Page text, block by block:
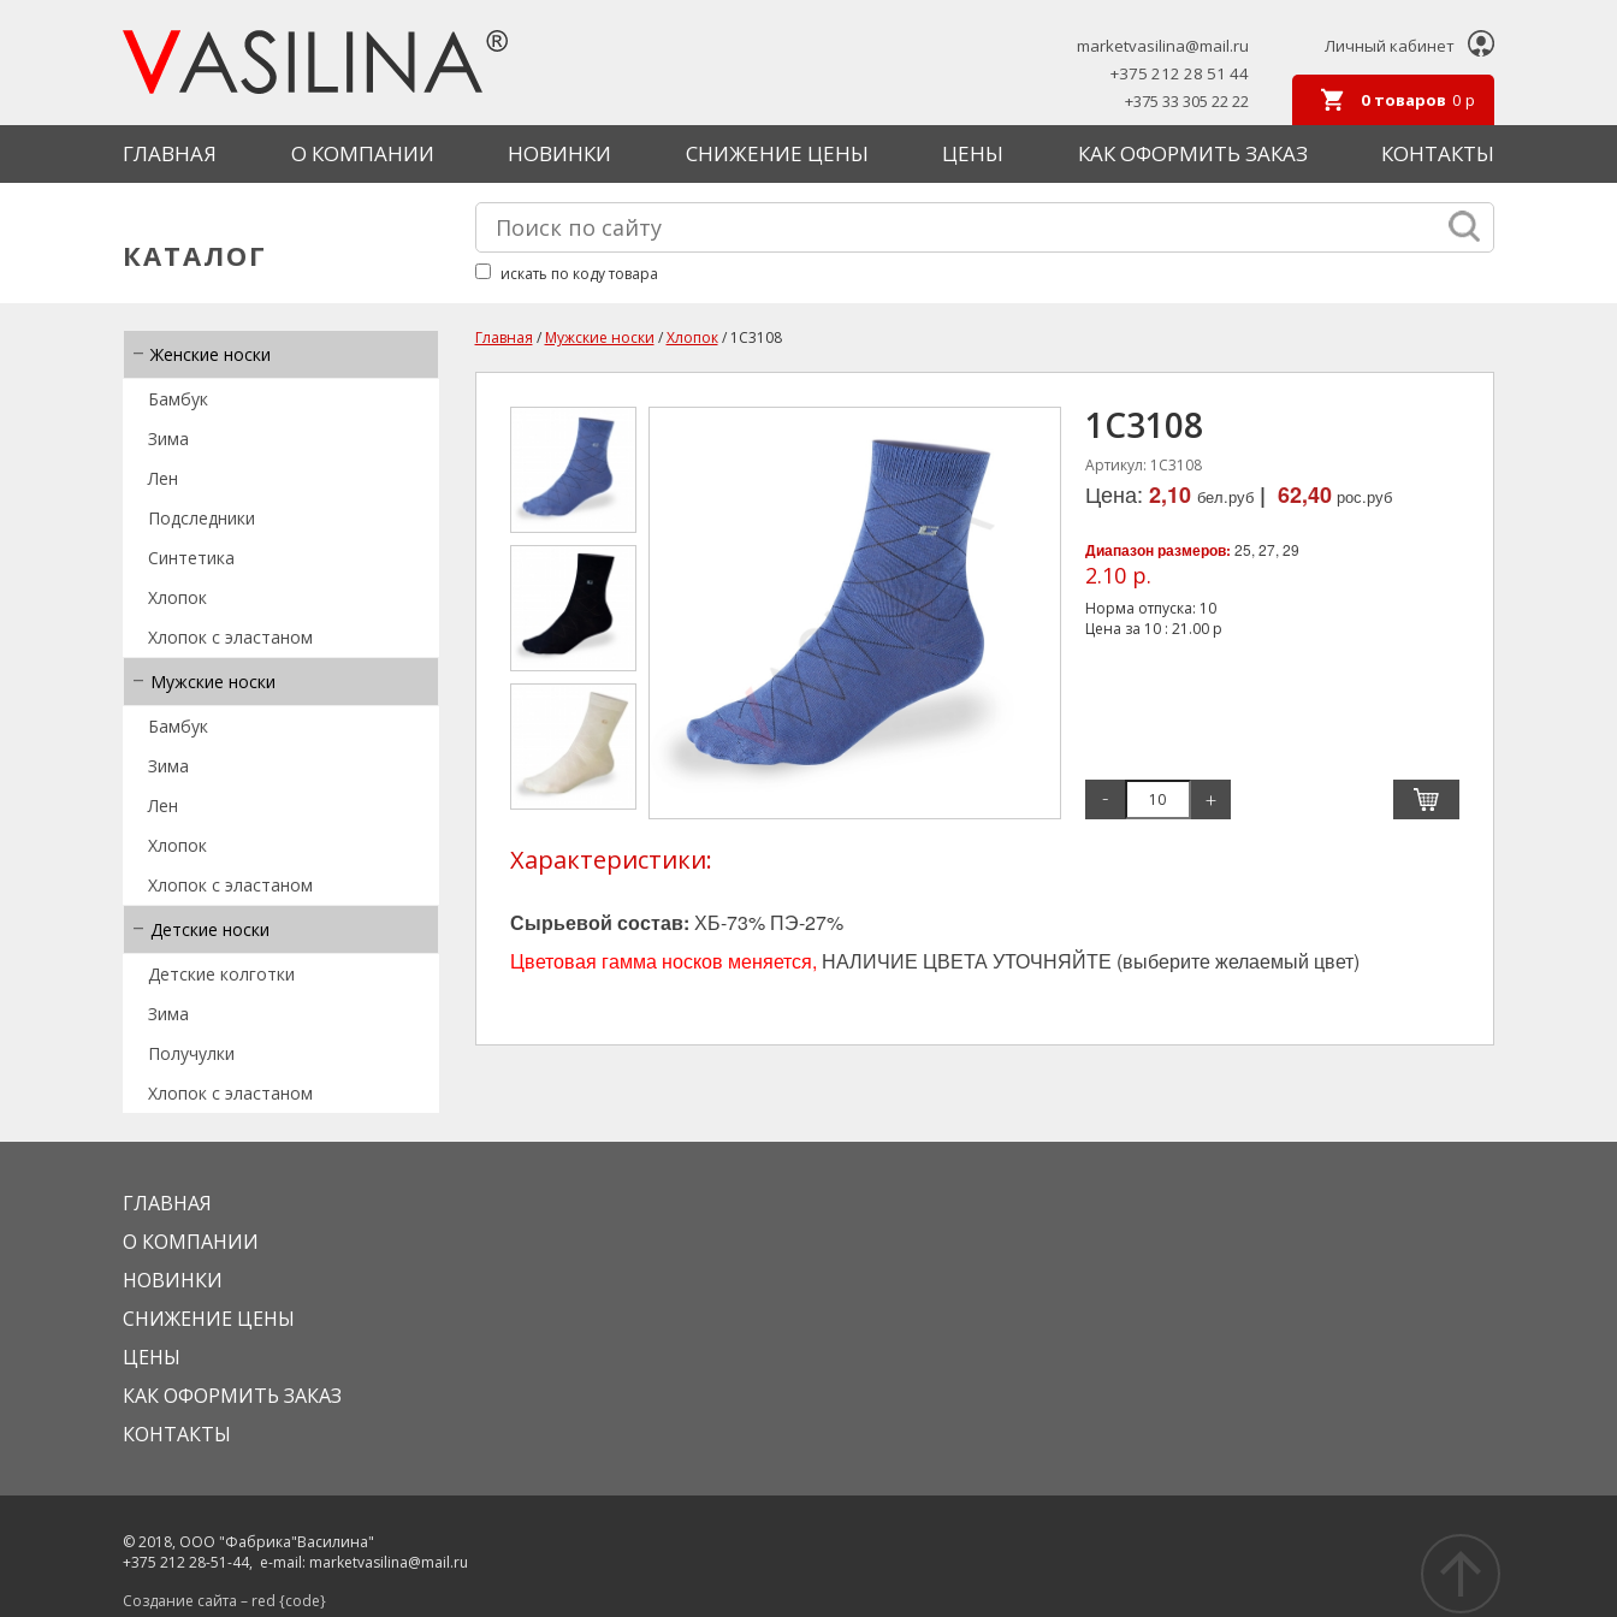
Личный кабинет
0 товаров 0 р
marketvasilina@mail.ru
+375 212 28 51 44
+375 33 305 22 22
ГЛАВНАЯ О КОМПАНИИ НОВИНКИ СНИЖЕНИЕ ЦЕНЫ ЦЕНЫ КАК ОФОРМИТЬ ЗАКАЗ КОНТАКТЫ
Форма поиска
Найти
искать по коду товара
КАТАЛОГ
Женские носки
Бамбук
Зима
Лен
Подследники
Синтетика
Хлопок
Хлопок с эластаном
Мужские носки
Бамбук
Зима
Лен
Хлопок
Хлопок с эластаном
Детские носки
Детские колготки
Зима
Получулки
Хлопок с эластаном
Вы здесь
Главная / Мужские носки /Хлопок/ 1C3108
1C3108
Артикул: 1C3108
Цена: 2,10 бел.руб| 62,40рос.руб
Диапазон размеров: 25, 27, 29
2.10 р.
Норма отпуска: 10
Цена за 10: 21.00р
- +
Характеристики:
Сырьевой состав: ХБ-73%ПЭ-27%
Цветовая гамма носков меняется, НАЛИЧИЕ ЦВЕТА УТОЧНЯЙТЕ (выберите желаемый цвет)
ГЛАВНАЯ
О КОМПАНИИ
НОВИНКИ
СНИЖЕНИЕ ЦЕНЫ
ЦЕНЫ
КАК ОФОРМИТЬ ЗАКАЗ
КОНТАКТЫ
© 2018, ООО "Фабрика"Василина"
+375 212 28-51-44, e-mail: marketvasilina@mail.ru
Создание сайта – red {code}